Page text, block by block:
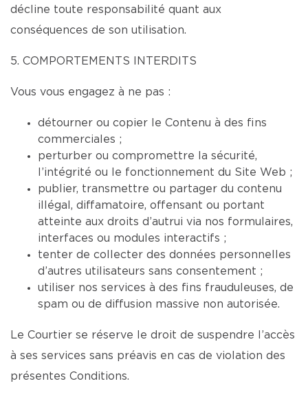
décline toute responsabilité quant aux
conséquences de son utilisation.
5. COMPORTEMENTS INTERDITS
Vous vous engagez à ne pas :
détourner ou copier le Contenu à des fins
commerciales ;
perturber ou compromettre la sécurité,
l’intégrité ou le fonctionnement du Site Web ;
publier, transmettre ou partager du contenu
illégal, diffamatoire, offensant ou portant
atteinte aux droits d’autrui via nos formulaires,
interfaces ou modules interactifs ;
tenter de collecter des données personnelles
d’autres utilisateurs sans consentement ;
utiliser nos services à des fins frauduleuses, de
spam ou de diffusion massive non autorisée.
Le Courtier se réserve le droit de suspendre l’accès
à ses services sans préavis en cas de violation des
présentes Conditions.